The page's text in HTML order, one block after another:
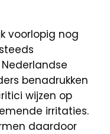
voorlopig nog
benadrukken
wijzen op
irritaties.
daardoor